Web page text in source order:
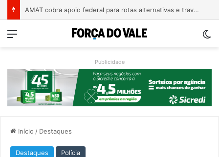
A arte de projetar o dom de cuidar
Menu
Publicidade
Início / Destaques
Destaques Polícia